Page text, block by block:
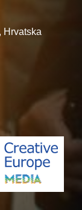
Hrvatska